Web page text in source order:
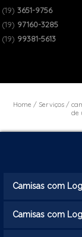
(19) 3651-9756
(19) 97160-3285
(19) 99381-5613
Home Serviços
de
Camisas com
Camisas com